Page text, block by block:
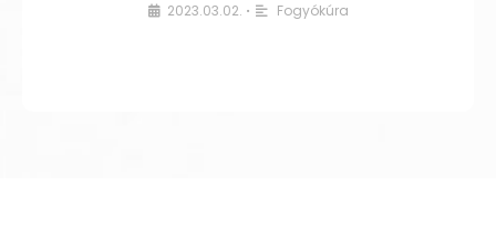
2023.03.02. • Fogyókúra